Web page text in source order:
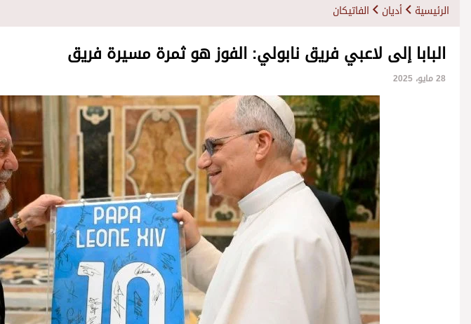
الرئيسية أديان الفاتيكان
البابا إلى لاعبي فريق نابولي: الفوز هو ثمرة مسيرة فريق
28 مايو، 2025